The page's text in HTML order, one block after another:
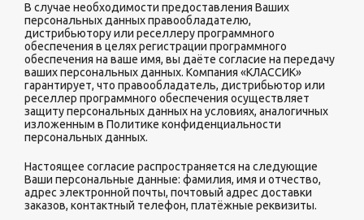
В случае необходимости предоставления Ваших
персональных данных правообладателю,
дистрибьютору или реселлеру программного
обеспечения в целях регистрации программного
обеспечения на ваше имя, вы даёте согласие на передачу
ваших персональных данных. Компания «КЛАССИК»
гарантирует, что правообладатель, дистрибьютор или
реселлер программного обеспечения осуществляет
защиту персональных данных на условиях, аналогичных
изложенным в Политике конфиденциальности
персональных данных.
Настоящее согласие распространяется на следующие
Ваши персональные данные: фамилия, имя и отчество,
адрес электронной почты, почтовый адрес доставки
заказов, контактный телефон, платёжные реквизиты.